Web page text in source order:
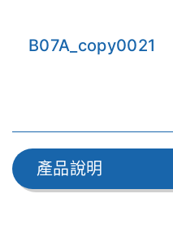
B07A_copy0021
產品說明